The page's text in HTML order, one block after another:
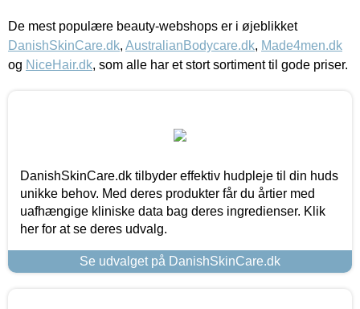
De mest populære beauty-webshops er i øjeblikket
DanishSkinCare.dk, AustralianBodycare.dk, Made4men.dk
og NiceHair.dk, som alle har et stort sortiment til gode priser.
DanishSkinCare.dk tilbyder effektiv hudpleje til din huds
unikke behov. Med deres produkter får du årtier med
uafhængige kliniske data bag deres ingredienser. Klik
her for at se deres udvalg.
Se udvalget på DanishSkinCare.dk